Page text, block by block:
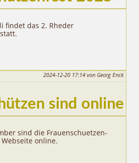
findet das 2. Rheder
2024-12-20 17:14 von Georg Enck
sind online
sind die Frauenschuetzen-
online.